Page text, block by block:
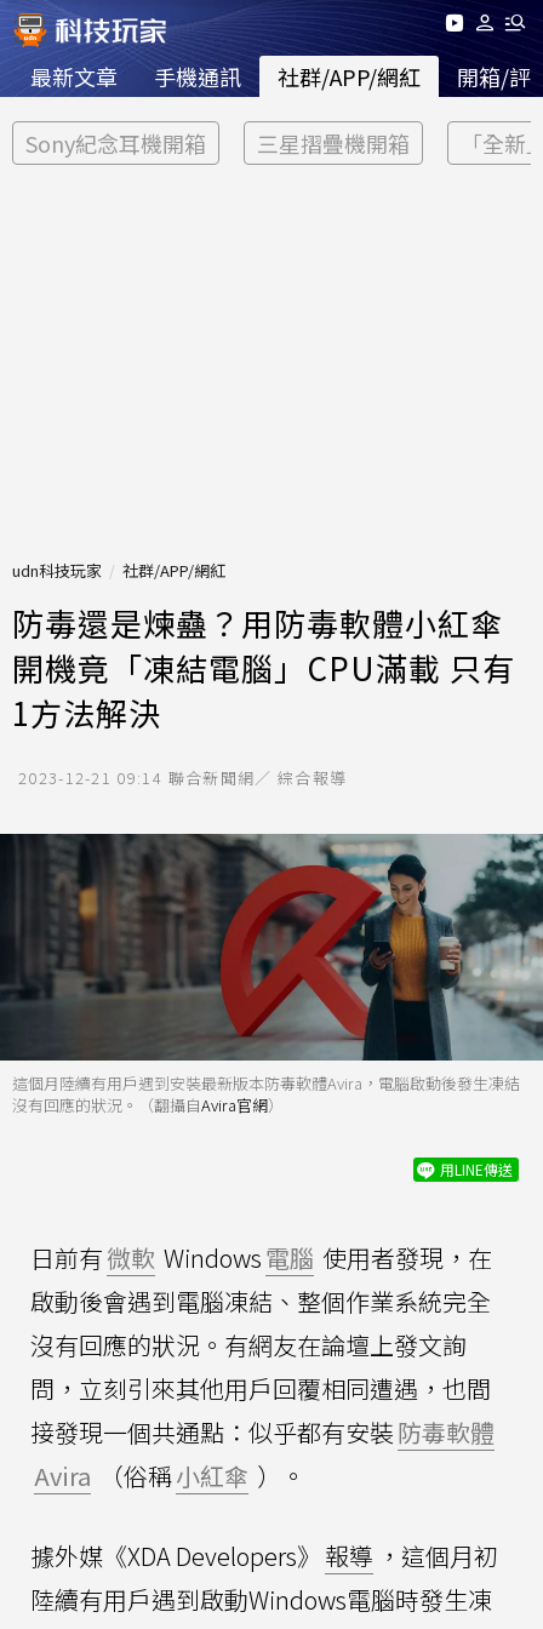
最新文章 手機通訊 社群/APP/網紅 開箱/評
Sony紀念耳機開箱 三星摺疊機開箱 「全新
udn科技玩家 社群/APP/網紅
防毒還是煉蠱？用防毒軟體小紅傘
開機竟「凍結電腦」CPU滿載 只有
1方法解決
2023-12-21 09:14 聯合新聞網／ 綜合報導
這個月陸續有用戶遇到安裝最新版本防毒軟體Avira，電腦啟動後發生凍結
沒有回應的狀況。（翻攝自Avira官網）
用LINE傳送
日前有微軟 Windows電腦 使用者發現，在
啟動後會遇到電腦凍結、整個作業系統完全
沒有回應的狀況。有網友在論壇上發文詢
問，立刻引來其他用戶回覆相同遭遇，也間
接發現一個共通點：似乎都有安裝防毒軟體
Avira
（俗稱小紅傘 ）。
據外媒《XDA Developers》 報導 ，這個月初
陸續有用戶遇到啟動Windows電腦時發生凍